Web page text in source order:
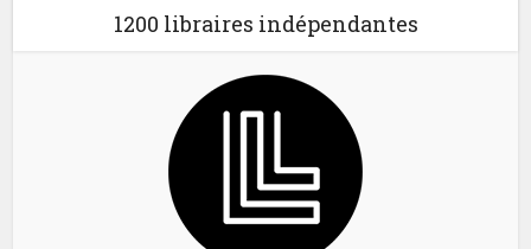
1200 libraires indépendantes